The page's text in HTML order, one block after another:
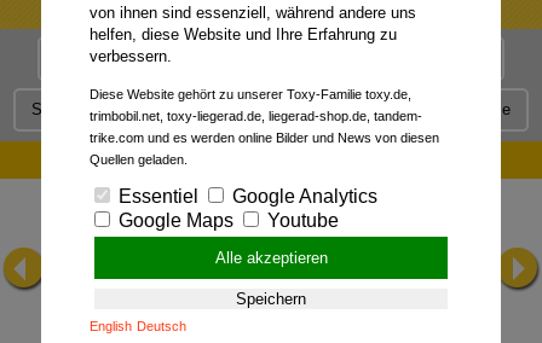
Liegerad Modelle
Service Qualität Liegerad News Kontakt Presse
Hamburger Abendblatt 08.07.2004:
von ihnen sind essenziell, während andere uns
helfen, diese Website und Ihre Erfahrung zu
verbessern.
Diese Website gehört zu unserer Toxy-Familie toxy.de,
trimbobil.net, toxy-liegerad.de, liegerad-shop.de, tandem-
trike.com und es werden online Bilder und News von diesen
Quellen geladen.
Essentiel
Google Analytics
Google Maps
Youtube
Alle akzeptieren
Speichern
English Deutsch